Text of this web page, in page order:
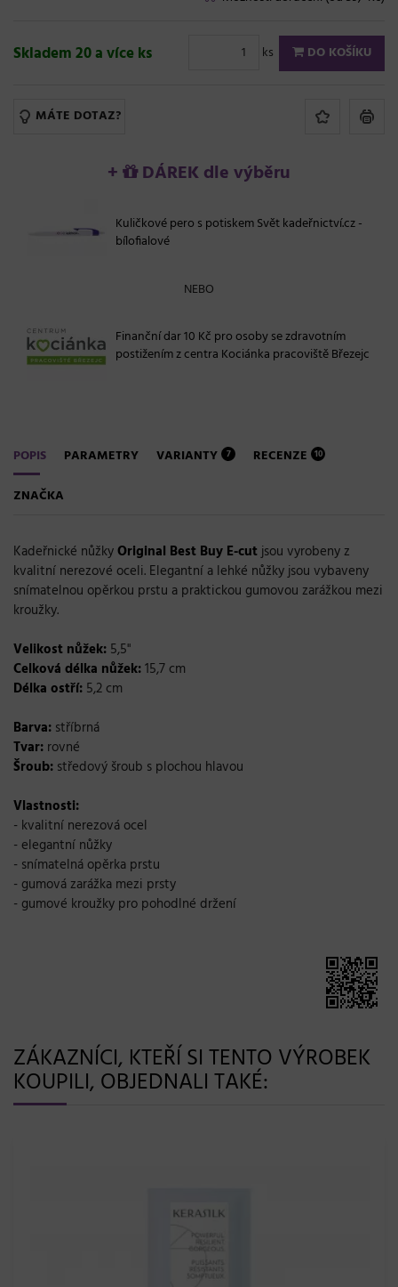
Skladem 20 a více ks ks DO KOŠÍKU
MÁTE DOTAZ?
+ DÁREK dle výběru
Kuličkové pero s potiskem Svět kadeřnictví.cz -
bílofialové
NEBO
Finanční dar 10 Kč pro osoby se zdravotním
postižením z centra Kociánka pracoviště Březejc
POPIS PARAMETRY VARIANTY 7 RECENZE 10
ZNAČKA
Kadeřnické nůžkyOriginal Best Buy E-cutjsou vyrobeny z
kvalitní nerezové oceli. Elegantní a lehké nůžky jsou vybaveny
snímatelnou opěrkou prstu a praktickou gumovou zarážkou mezi
kroužky.
Velikost nůžek: 5,5"
Celková délka nůžek:15,7 cm
Délka ostří: 5,2 cm
Barva: stříbrná
Tvar: rovné
Šroub: středový šroub s plochou hlavou
Vlastnosti:
- kvalitní nerezová ocel
- elegantní nůžky
- snímatelná opěrka prstu
- gumová zarážka mezi prsty
- gumové kroužky pro pohodlné držení
ZÁKAZNÍCI, KTEŘÍ SI TENTO VÝROBEK
KOUPILI, OBJEDNALI TAKÉ: